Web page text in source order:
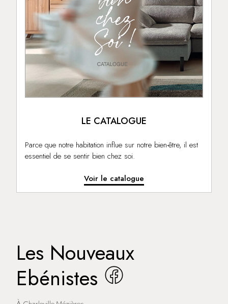
LE CATALOGUE
Parce que notre habitation influe sur notre bien-être, il est
essentiel de se sentir bien chez soi.
Voir le catalogue
Les Nouveaux
Ebénistes